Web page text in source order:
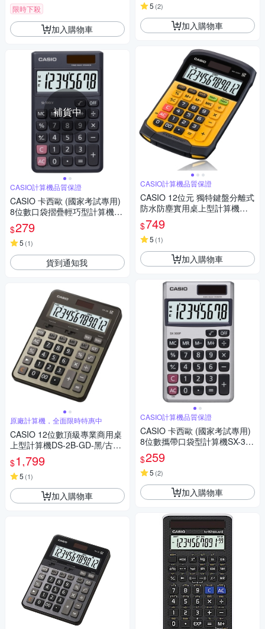
限時下殺
加入購物車
補貨中
CASIO計算機品質保證
CASIO 卡西歐 (國家考試專用)
8位數口袋摺疊輕巧型計算機SL
-300LV .
$279
5 (1)
貨到通知我
原廠計算機，全面限時特惠中
CASIO 12位數頂級專業商用桌
上型計算機DS-2B-GD-黑/古銅
金色
$1,799
5 (1)
加入購物車
5 (2)
加入購物車
CASIO計算機品質保證
CASIO 12位元 獨特鍵盤分離式
防水防塵實用桌上型計算機WM
-320MT-大黃蜂潮流配
$749
5 (1)
加入購物車
CASIO計算機品質保證
CASIO 卡西歐 (國家考試專用)
8位數攜帶口袋型計算機SX-300
$259
5 (2)
加入購物車